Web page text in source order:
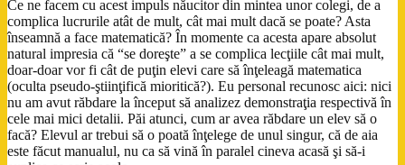
Ce ne facem cu acest impuls năucitor din mintea unor colegi, de a
complica lucrurile atât de mult, cât mai mult dacă se poate? Asta
înseamnă a face matematică? În momente ca acesta apare absolut
natural impresia că “se doreşte” a se complica lecţiile cât mai mult,
doar-doar vor fi cât de puţin elevi care să înţeleagă matematica
(oculta pseudo-ştiinţifică mioritică?). Eu personal recunosc aici: nici
nu am avut răbdare la început să analizez demonstraţia respectivă în
cele mai mici detalii. Păi atunci, cum ar avea răbdare un elev să o
facă? Elevul ar trebui să o poată înţelege de unul singur, că de aia
este făcut manualul, nu ca să vină în paralel cineva acasă şi să-i